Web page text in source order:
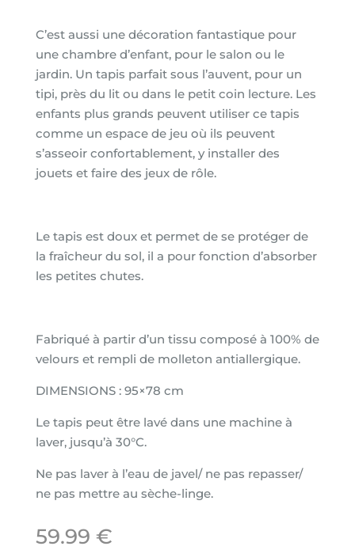
C’est aussi une décoration fantastique pour
une chambre d’enfant, pour le salon ou le
jardin. Un tapis parfait sous l’auvent, pour un
tipi, près du lit ou dans le petit coin lecture. Les
enfants plus grands peuvent utiliser ce tapis
comme un espace de jeu où ils peuvent
s’asseoir confortablement, y installer des
jouets et faire des jeux de rôle.
Le tapis est doux et permet de se protéger de
la fraîcheur du sol, il a pour fonction d’absorber
les petites chutes.
Fabriqué à partir d’un tissu composé à 100% de
velours et rempli de molleton antiallergique.
DIMENSIONS : 95×78 cm
Le tapis peut être lavé dans une machine à
laver, jusqu’à 30°C.
Ne pas laver à l’eau de javel/ ne pas repasser/
ne pas mettre au sèche-linge.
59.99 €